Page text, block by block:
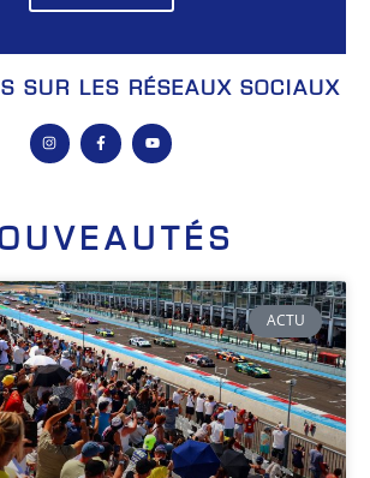
SUR LES RÉSEAUX SOCIAUX
ACTU